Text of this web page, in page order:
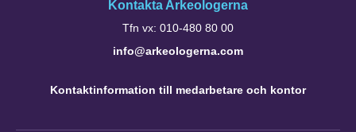
Kontakta Arkeologerna
Tfn vx: 010-480 80 00
info@arkeologerna.com
Kontaktinformation till medarbetare och kontor